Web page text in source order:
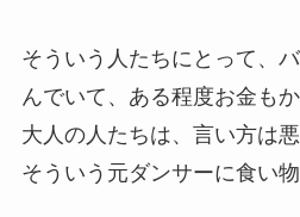
そういう人たちにとって、
んでいて、ある程度お金も
大人の人たちは、言い方は
そういう元ダンサーに食い物